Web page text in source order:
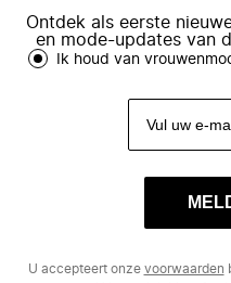
Ontdek als eerste
en mode-updates van
Ik houd van
U accepteert onze voorwaarden